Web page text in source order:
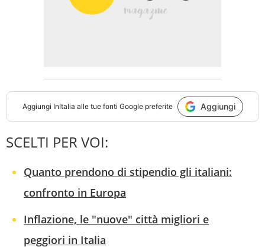
Aggiungi InItalia alle tue fonti Google preferite Aggiungi
SCELTI PER VOI:
Quanto prendono di stipendio gli italiani:
confronto in Europa
Inflazione, le "nuove" città migliori e
peggiori in Italia